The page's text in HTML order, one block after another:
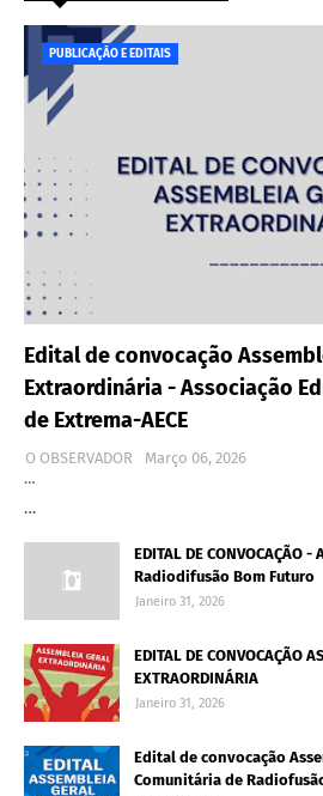
PUBLICAÇÃO E EDITAIS
Edital de convocação
Extraordinária - Associação
de Extrema-AECE
O OBSERVADOR
Março 06, 2026
…
…
EDITAL DE
Radiodifusão Bom Futuro
Janeiro 31, 2026
EDITAL DE CONVOCAÇÃO
EXTRAORDINÁRIA
Janeiro 31, 2026
Edital de convocação
Comunitária de